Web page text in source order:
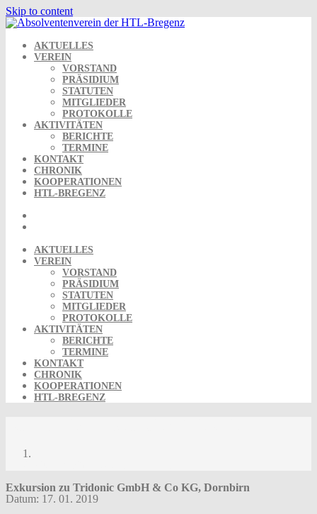
Skip to content
AKTUELLES
VEREIN
VORSTAND
PRÄSIDIUM
STATUTEN
MITGLIEDER
PROTOKOLLE
AKTIVITÄTEN
BERICHTE
TERMINE
KONTAKT
CHRONIK
KOOPERATIONEN
HTL-BREGENZ
AKTUELLES
VEREIN
VORSTAND
PRÄSIDIUM
STATUTEN
MITGLIEDER
PROTOKOLLE
AKTIVITÄTEN
BERICHTE
TERMINE
KONTAKT
CHRONIK
KOOPERATIONEN
HTL-BREGENZ
Exkursion zu Tridonic GmbH & Co KG, Dornbirn
Datum: 17. 01. 2019